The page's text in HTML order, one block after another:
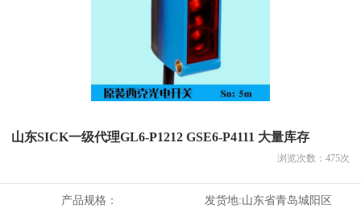
山东SICK一级代理GL6-P1212 GSE6-P4111 大量库存
浏览次数： 475次
产品规格： 发货地:山东省青岛城阳区